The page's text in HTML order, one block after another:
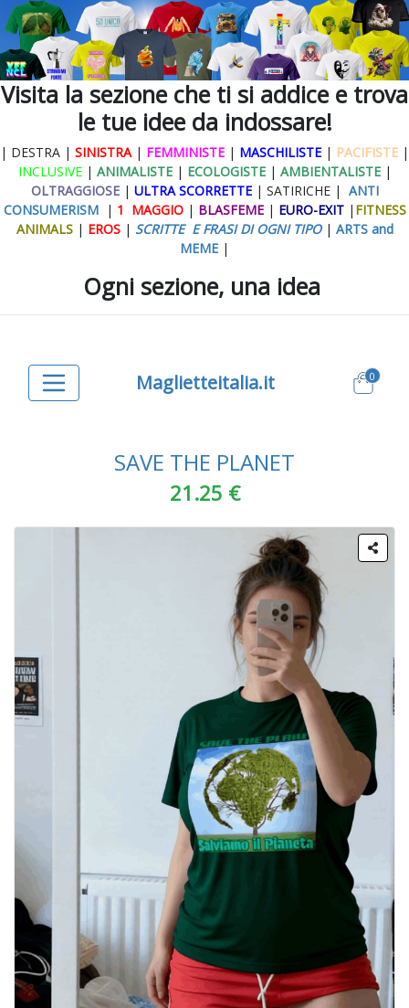
Visita la sezione che ti si addice e trova
le tue idee da indossare!
| DESTRA | SINISTRA| FEMMINISTE | MASCHILISTE | PACIFISTE |
INCLUSIVE| ANIMALISTE| ECOLOGISTE | AMBIENTALISTE|
OLTRAGGIOSE| ULTRA SCORRETTE | SATIRICHE | ANTI
CONSUMERISM | 1 MAGGIO| BLASFEME | EURO-EXIT| FITNESS
ANIMALS| EROS| SCRITTE E FRASI DI OGNI TIPO | ARTS and
MEME |
Ogni sezione, una idea
Maglietteitalia.it 0
SAVE THE PLANET
21.25 €